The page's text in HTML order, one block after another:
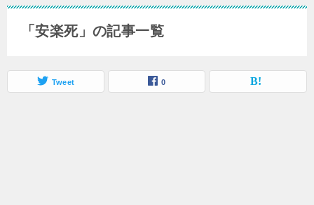
「安楽死」の記事一覧
Tweet 0